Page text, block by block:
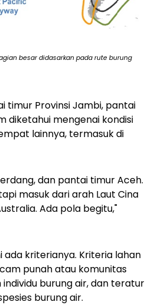
besar didasarkan pada rute burung
timur Provinsi Jambi, pantai
diketahui mengenai kondisi
lainnya, termasuk di
dan pantai timur Aceh.
masuk dari arah Laut Cina
Ada pola begitu,"
kriterianya. Kriteria lahan
punah atau komunitas
burung air, dan teratur
burung air.